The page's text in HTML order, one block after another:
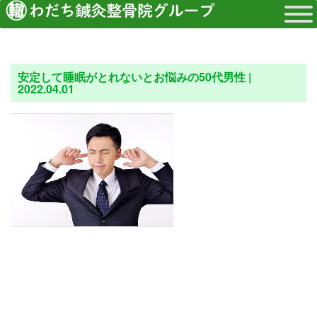
安定して睡眠がとれないとお悩みの50代男性 |
2022.04.01